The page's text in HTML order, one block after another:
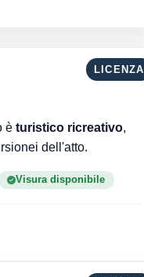
LICENZA
L'uso è turistico ricreativo,
05/11/2025 · 35 versionei dell'atto.
Visura disponibile